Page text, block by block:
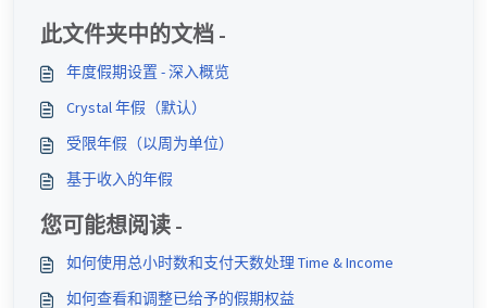
此文件夹中的文档 -
年度假期设置 - 深入概览
Crystal 年假（默认）
受限年假（以周为单位）
基于收入的年假
您可能想阅读 -
如何使用总小时数和支付天数处理 Time & Income
如何查看和调整已给予的假期权益